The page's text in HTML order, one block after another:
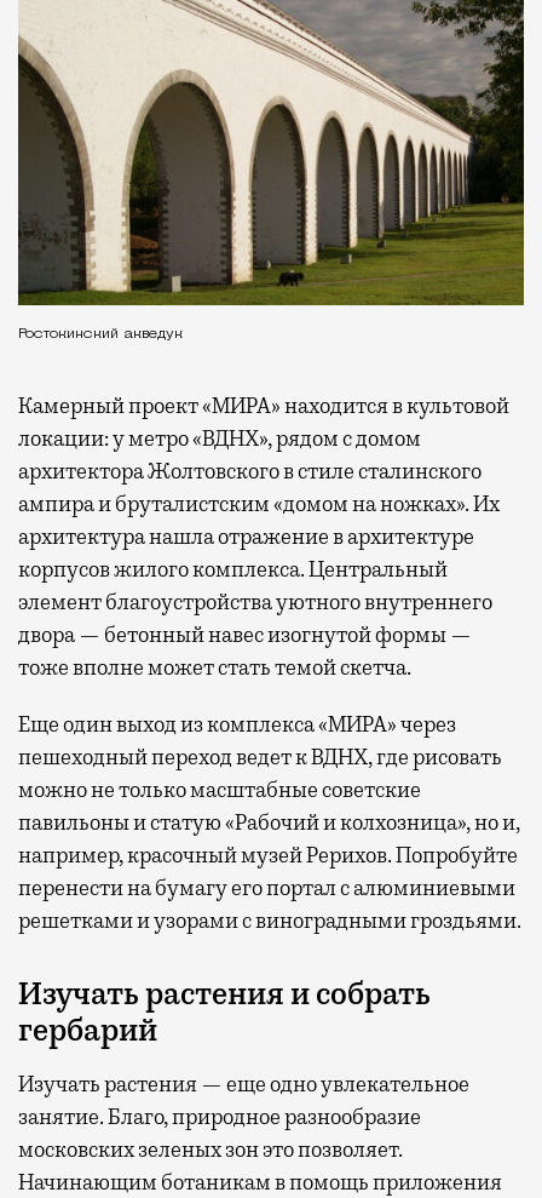
Ростокинский акведук
Камерный проект «МИРА» находится в культовой
локации: у метро «ВДНХ», рядом с домом
архитектора Жолтовского в стиле сталинского
ампира и бруталистским «домом на ножках». Их
архитектура нашла отражение в архитектуре
корпусов жилого комплекса. Центральный
элемент благоустройства уютного внутреннего
двора — бетонный навес изогнутой формы —
тоже вполне может стать темой скетча.
Еще один выход из комплекса «МИРА» через
пешеходный переход ведет к ВДНХ, где рисовать
можно не только масштабные советские
павильоны и статую «Рабочий и колхозница», но и,
например, красочный музей Рерихов. Попробуйте
перенести на бумагу его портал с алюминиевыми
решетками и узорами с виноградными гроздьями.
Изучать растения и собрать
гербарий
Изучать растения — еще одно увлекательное
занятие. Благо, природное разнообразие
московских зеленых зон это позволяет.
Начинающим ботаникам в помощь приложения